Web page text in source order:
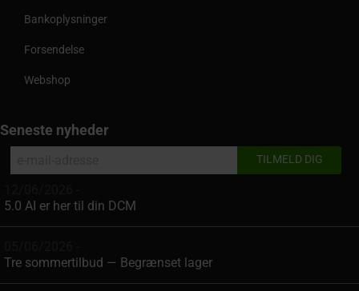
Bankoplysninger
Forsendelse
Webshop
Seneste nyheder
5.0 AI er her til din DCM
Tre sommertilbud — Begrænset lager